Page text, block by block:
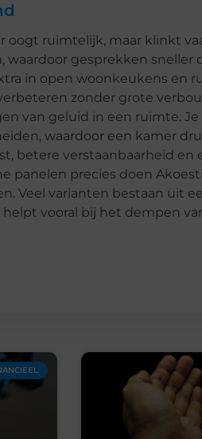
oogt ruimtelijk, maar klinkt
gesprekken sneller
in open woonkeukens en
zonder grote
van geluid in een ruimte. Je
waardoor een kamer
betere verstaanbaarheid en
panelen precies doen
Veel varianten bestaan uit
vooral bij het dempen